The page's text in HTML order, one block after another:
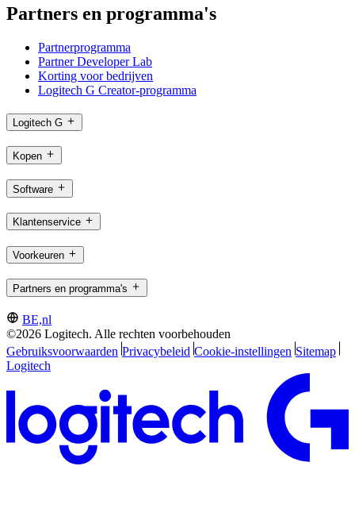
Partners en programma's
Partnerprogramma
Partner Developer Lab
Korting voor bedrijven
Logitech G Creator-programma
Logitech G
Kopen
Software
Klantenservice
Voorkeuren
Partners en programma's
BE,nl
©2026 Logitech. Alle rechten voorbehouden
Gebruiksvoorwaarden Privacybeleid Cookie-instellingen Sitemap
Logitech